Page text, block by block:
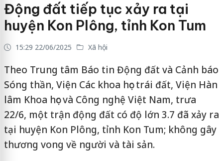
Động đất tiếp tục xảy ra tại
huyện Kon Plông, tỉnh Kon Tum
15:29 22/06/2025 Xã hội
Theo Trung tâm Báo tin Động đất và Cảnh báo
Sóng thần, Viện Các khoa học trái đất, Viện Hàn
lâm Khoa học và Công nghệ Việt Nam, trưa
22/6, một trận động đất có độ lớn 3.7 đã xảy ra
tại huyện Kon Plông, tỉnh Kon Tum; không gây
thương vong về người và tài sản.